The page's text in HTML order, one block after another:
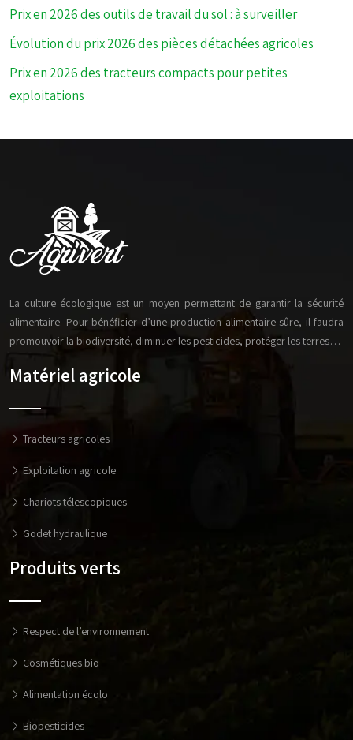
Prix en 2026 des outils de travail du sol : à surveiller
Évolution du prix 2026 des pièces détachées agricoles
Prix en 2026 des tracteurs compacts pour petites
exploitations
La culture écologique est un moyen permettant de garantir la sécurité
alimentaire. Pour bénéficier d’une production alimentaire sûre, il faudra
promouvoir la biodiversité, diminuer les pesticides, protéger les terres…
Matériel agricole
Tracteurs agricoles
Exploitation agricole
Chariots télescopiques
Godet hydraulique
Produits verts
Respect de l’environnement
Cosmétiques bio
Alimentation écolo
Biopesticides